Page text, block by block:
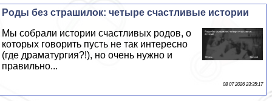
Роды без страшилок: четыре счастливые истории
Мы собрали истории счастливых родов, о
которых говорить пусть не так интересно
(где драматургия?!), но очень нужно и
правильно...
08 07 2026 23:35:17